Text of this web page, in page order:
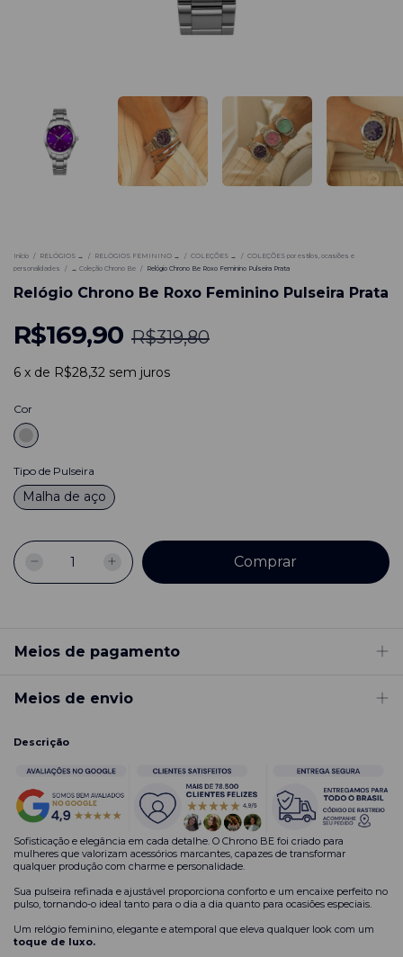
Início / RELÓGIOS → / RELÓGIOS FEMININO → / COLEÇÕES → / COLEÇÕES por estilos, ocasiões e
personalidades
/ → Coleção Chrono Be / Relógio Chrono Be Roxo Feminino Pulseira Prata
Relógio Chrono Be Roxo Feminino Pulseira Prata
R$169,90 R$319,80
6 x de R$28,32 sem juros
Cor
Tipo de Pulseira
Malha de aço
Meios de pagamento
Meios de envio
Descrição
Sofisticação e elegância em cada detalhe. O Chrono BE foi criado para
mulheres que valorizam acessórios marcantes, capazes de transformar
qualquer produção com charme e personalidade.
Sua pulseira refinada e ajustável proporciona conforto e um encaixe perfeito no
pulso, tornando-o ideal tanto para o dia a dia quanto para ocasiões especiais.
Um relógio feminino, elegante e atemporal que eleva qualquer look com um
toque de luxo.